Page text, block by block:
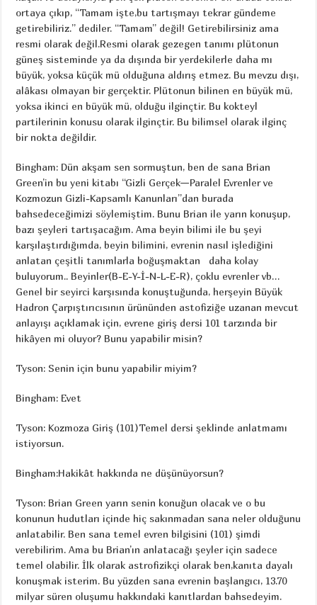
ortaya çıkıp, “Tamam işte,bu tartışmayı tekrar gündeme
getirebiliriz.” dediler. “Tamam” değil! Getirebilirsiniz ama
resmi olarak değil.Resmi olarak gezegen tanımı plütonun
güneş sisteminde ya da dışında bir yerdekilerle daha mı
büyük, yoksa küçük mü olduğuna aldırış etmez. Bu mevzu dışı,
alâkası olmayan bir gerçektir. Plütonun bilinen en büyük mü,
yoksa ikinci en büyük mü, olduğu ilginçtir. Bu kokteyl
partilerinin konusu olarak ilginçtir. Bu bilimsel olarak ilginç
bir nokta değildir.
Bingham: Dün akşam sen sormuştun, ben de sana Brian
Green’in bu yeni kitabı “Gizli Gerçek—Paralel Evrenler ve
Kozmozun Gizli-Kapsamlı Kanunları”dan burada
bahsedeceğimizi söylemiştim. Bunu Brian ile yarın konuşup,
bazı şeyleri tartışacağım. Ama beyin bilimi ile bu şeyi
karşılaştırdığımda, beyin bilimini, evrenin nasıl işlediğini
anlatan çeşitli tanımlarla boğuşmaktan daha kolay
buluyorum.. Beyinler(B-E-Y-İ-N-L-E-R), çoklu evrenler vb…
Genel bir seyirci karşısında konuştuğunda, herşeyin Büyük
Hadron Çarpıştırıcısının ürününden astofiziğe uzanan mevcut
anlayışı açıklamak için, evrene giriş dersi 101 tarzında bir
hikâyen mi oluyor? Bunu yapabilir misin?
Tyson: Senin için bunu yapabilir miyim?
Bingham: Evet
Tyson: Kozmoza Giriş (101)Temel dersi şeklinde anlatmamı
istiyorsun.
Bingham:Hakikât hakkında ne düşünüyorsun?
Tyson: Brian Green yarın senin konuğun olacak ve o bu
konunun hudutları içinde hiç sakınmadan sana neler olduğunu
anlatabilir. Ben sana temel evren bilgisini (101) şimdi
verebilirim. Ama bu Brian’ın anlatacağı şeyler için sadece
temel olabilir. İlk olarak astrofizikçi olarak ben,kanıta dayalı
konuşmak isterim. Bu yüzden sana evrenin başlangıcı, 13.70
milyar süren oluşumu hakkındaki kanıtlardan bahsedeyim.